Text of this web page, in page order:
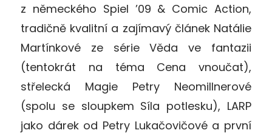
z německého Spiel ’09 & Comic Action,
tradičně kvalitní a zajímavý článek Natálie
Martínkové ze série Věda ve fantazii
(tentokrát na téma Cena vnoučat),
střelecká Magie Petry Neomillnerové
(spolu se sloupkem Síla potlesku), LARP
jako dárek od Petry Lukačovičové a první